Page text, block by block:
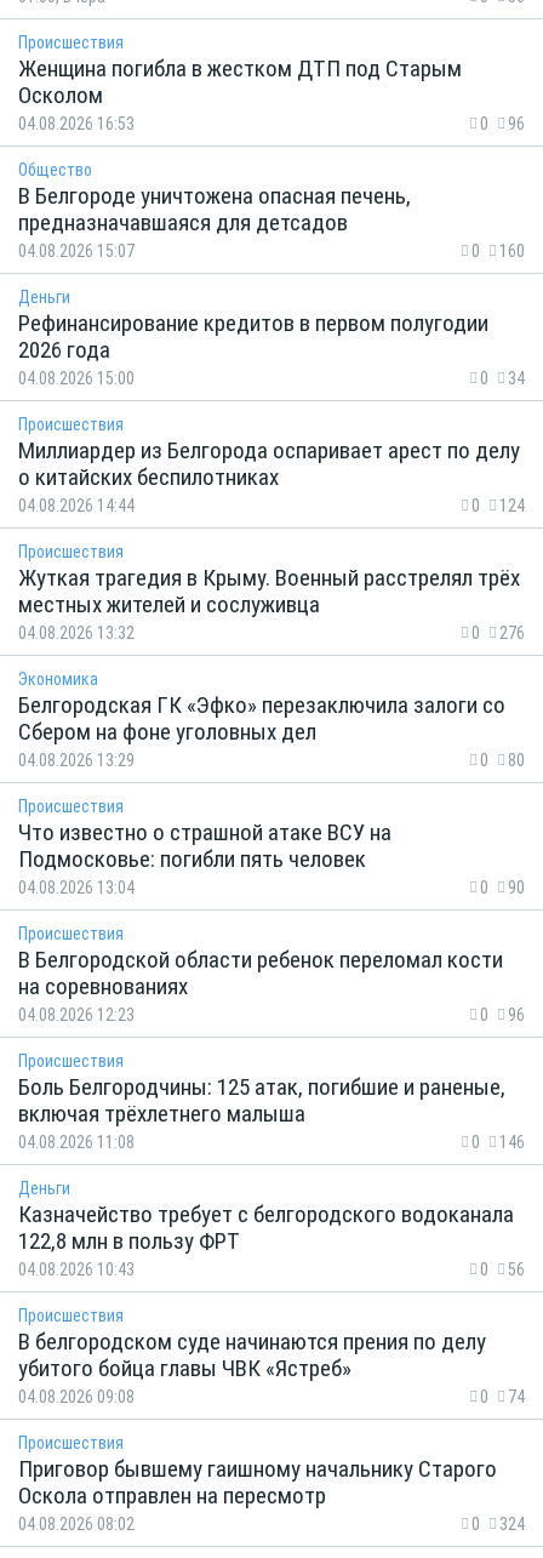
Происшествия
Женщина погибла в жестком ДТП под Старым
Осколом
04.08.2026 16:53 0 96
Общество
В Белгороде уничтожена опасная печень,
предназначавшаяся для детсадов
04.08.2026 15:07 0 160
Деньги
Рефинансирование кредитов в первом полугодии
2026 года
04.08.2026 15:00 0 34
Происшествия
Миллиардер из Белгорода оспаривает арест по делу
о китайских беспилотниках
04.08.2026 14:44 0 124
Происшествия
Жуткая трагедия в Крыму. Военный расстрелял трёх
местных жителей и сослуживца
04.08.2026 13:32 0 276
Экономика
Белгородская ГК «Эфко» перезаключила залоги со
Сбером на фоне уголовных дел
04.08.2026 13:29 0 80
Происшествия
Что известно о страшной атаке ВСУ на
Подмосковье: погибли пять человек
04.08.2026 13:04 0 90
Происшествия
В Белгородской области ребенок переломал кости
на соревнованиях
04.08.2026 12:23 0 96
Происшествия
Боль Белгородчины: 125 атак, погибшие и раненые,
включая трёхлетнего малыша
04.08.2026 11:08 0 146
Деньги
Казначейство требует с белгородского водоканала
122,8 млн в пользу ФРТ
04.08.2026 10:43 0 56
Происшествия
В белгородском суде начинаются прения по делу
убитого бойца главы ЧВК «Ястреб»
04.08.2026 09:08 0 74
Происшествия
Приговор бывшему гаишному начальнику Старого
Оскола отправлен на пересмотр
04.08.2026 08:02 0 324